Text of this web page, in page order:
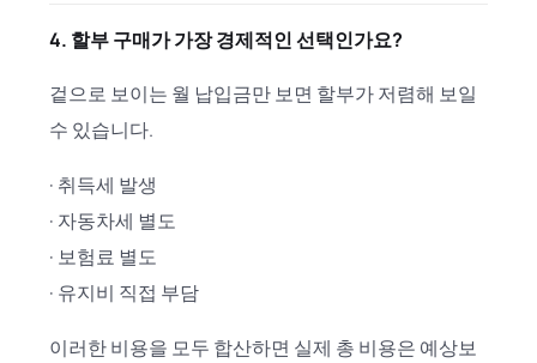
4. 할부 구매가 가장 경제적인 선택인가요?
겉으로 보이는 월 납입금만 보면 할부가 저렴해 보일
수 있습니다.
· 취득세 발생
· 자동차세 별도
· 보험료 별도
· 유지비 직접 부담
이러한 비용을 모두 합산하면 실제 총 비용은 예상보